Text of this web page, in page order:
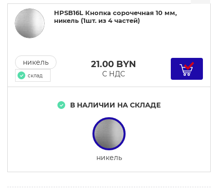
HPSB16L Кнопка сорочечная 10 мм,
никель (1шт. из 4 частей)
никель
склад
21.00 BYN
С НДС
В НАЛИЧИИ НА СКЛАДЕ
никель